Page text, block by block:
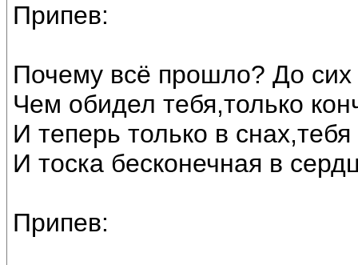
Припев:
Почему всё прошло? До
Чем обидел тебя,только
И теперь только в
И тоска бесконечная в
Припев: